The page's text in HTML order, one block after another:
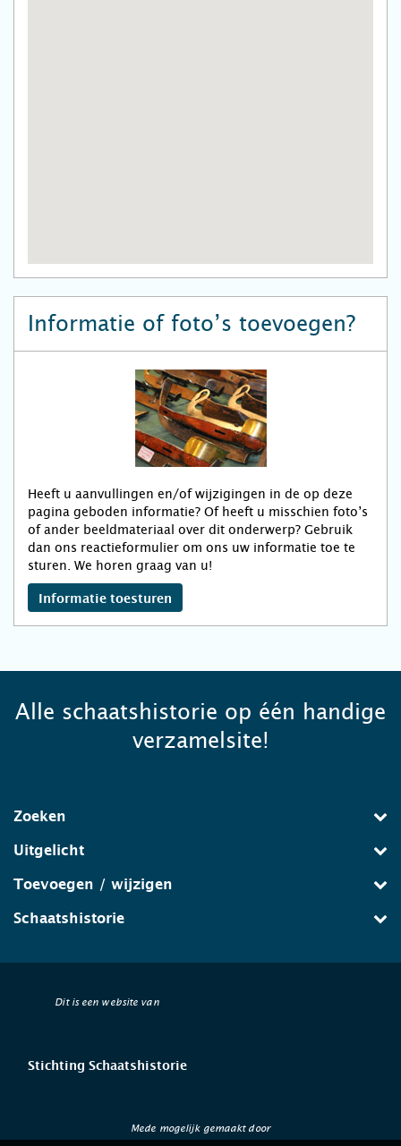
Informatie of foto’s toevoegen?
Heeft u aanvullingen en/of wijzigingen in de op deze
pagina geboden informatie? Of heeft u misschien foto’s
of ander beeldmateriaal over dit onderwerp? Gebruik
dan ons reactieformulier om ons uw informatie toe te
sturen. We horen graag van u!
Informatie toesturen
Alle schaatshistorie op één handige
verzamelsite!
Zoeken
Uitgelicht
Toevoegen / wijzigen
Schaatshistorie
Dit is een website van
Stichting Schaatshistorie
Mede mogelijk gemaakt door